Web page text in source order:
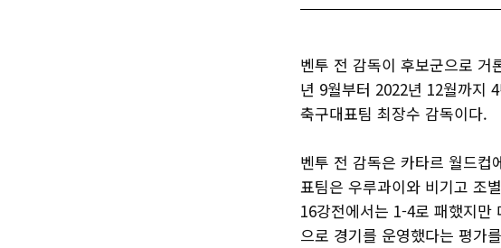
벤투 전 감독이 후보군으로
년 9월부터 2022년 12월까지
축구대표팀 최장수 감독이다.
벤투 전 감독은 카타르 월드컵
표팀은 우루과이와 비기고 조
16강전에서는 1-4로 패했지만
으로 경기를 운영했다는 평가